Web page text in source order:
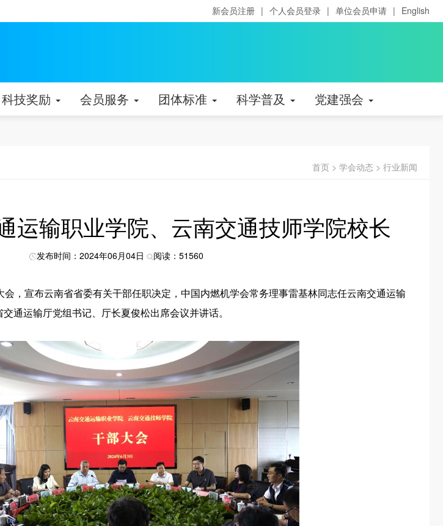
新会员注册 | 个人会员登录 | 单位会员申请 | English
科技奖励 会员服务 团体标准 科学普及 党建强会
首页 > 学会动态 > 行业新闻
运输职业学院、云南交通技师学院校长
发布时间：2024年06月04日 阅读：51560
，宣布云南省省委有关干部任职决定，中国内燃机学会常务理事雷基林同志任云南交通运输
通运输厅党组书记、厅长夏俊松出席会议并讲话。